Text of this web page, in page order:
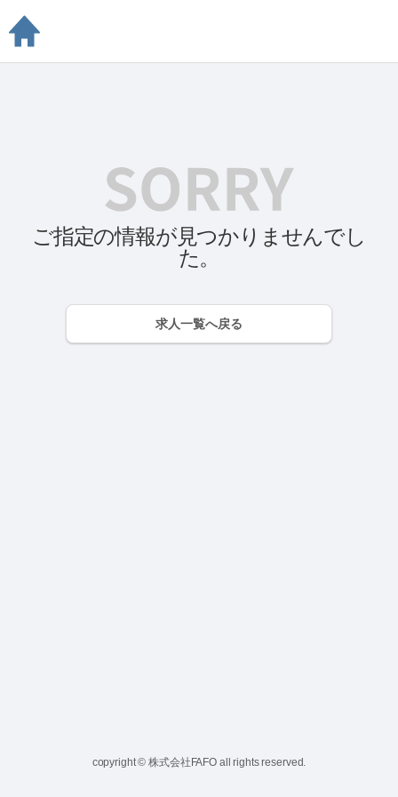
ご指定の情報が見つかりませんでし
た。
求人一覧へ戻る
copyright © 株式会社FAFO all rights reserved.